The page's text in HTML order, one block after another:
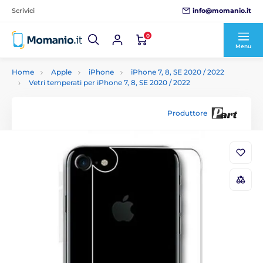
Scrivici info@momanio.it
0
Menu
Home Apple iPhone
iPhone 7, 8, SE 2020 / 2022
Vetri temperati per iPhone 7, 8, SE 2020 / 2022
Produttore